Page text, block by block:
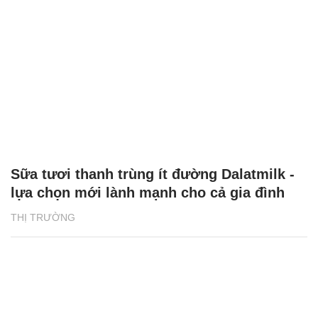
THỊ TRƯỜNG
Sữa tươi thanh trùng ít đường Dalatmilk -
lựa chọn mới lành mạnh cho cả gia đình